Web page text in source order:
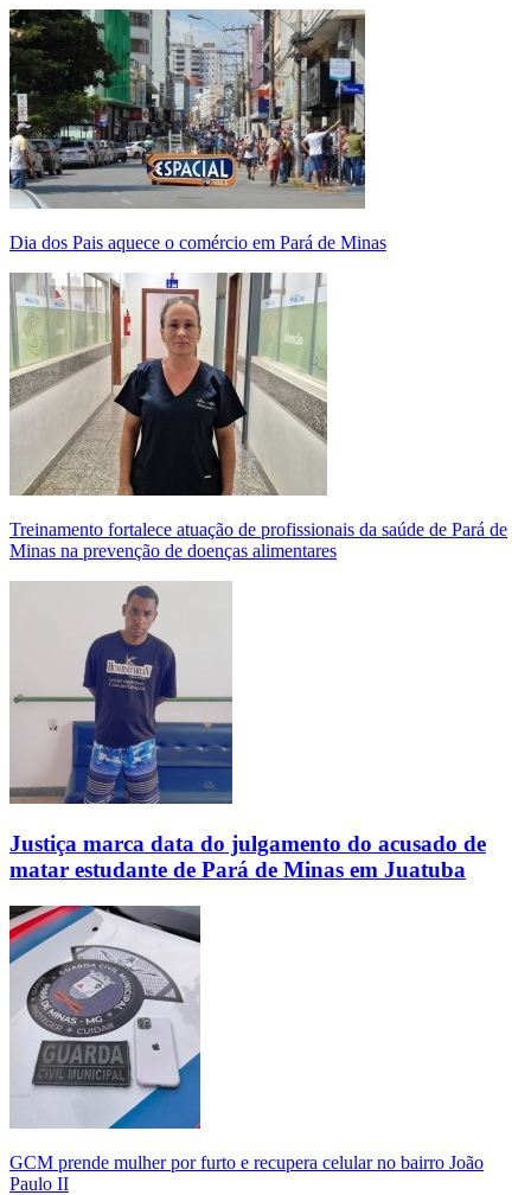
Dia dos Pais aquece o comércio em Pará de Minas
Treinamento fortalece atuação de profissionais da saúde de Pará de
Minas na prevenção de doenças alimentares
Justiça marca data do julgamento do acusado de
matar estudante de Pará de Minas em Juatuba
GCM prende mulher por furto e recupera celular no bairro João
Paulo II